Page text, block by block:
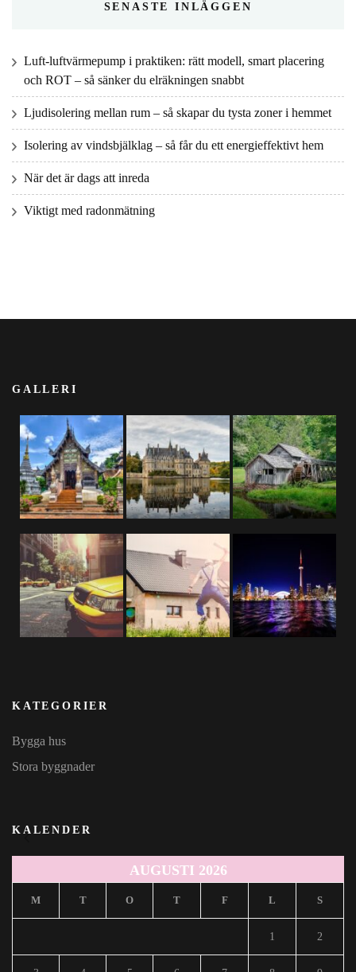
SENASTE INLÄGGEN
Luft‑luftvärmepump i praktiken: rätt modell, smart placering
och ROT – så sänker du elräkningen snabbt
Ljudisolering mellan rum – så skapar du tysta zoner i hemmet
Isolering av vindsbjälklag – så får du ett energieffektivt hem
När det är dags att inreda
Viktigt med radonmätning
GALLERI
KATEGORIER
Bygga hus
Stora byggnader
KALENDER
AUGUSTI 2026
M T O T F L S
1 2